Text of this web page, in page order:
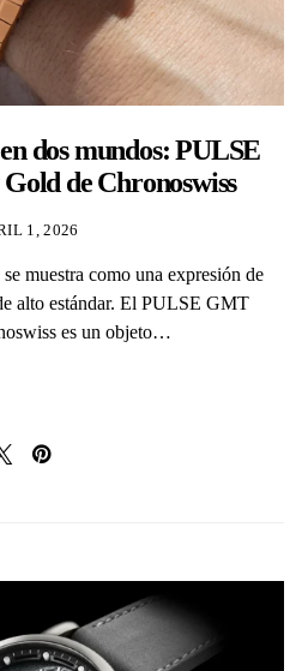
dos mundos: PULSE
de Chronoswiss
1, 2026
muestra como una expresión de
alto estándar. El PULSE GMT
es un objeto…